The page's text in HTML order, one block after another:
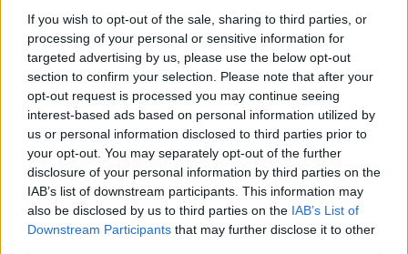
If you wish to opt-out of the sale, sharing to third parties, or
processing of your personal or sensitive information for
targeted advertising by us, please use the below opt-out
section to confirm your selection. Please note that after your
opt-out request is processed you may continue seeing
interest-based ads based on personal information utilized by
us or personal information disclosed to third parties prior to
your opt-out. You may separately opt-out of the further
disclosure of your personal information by third parties on the
IAB’s list of downstream participants. This information may
also be disclosed by us to third parties on the IAB’s List of
Downstream Participants that may further disclose it to other
E qui fischiano le orecchie proprio di Conte.
Ma la parte clou è quando Rousseau ricorda
che ogni votazione, da Statuto, va fatta sulla
propria piattaforma. Ma «a causa della forte
esposizione debitoria maturata» dai
Cinquestelle «il personale è attualmente in
cassa integrazione». Le notizie fanno
velocemente il giro delle chat e dei cellulari
dei parlamentari, che si sentono sempre più
spaesati rispetto a un progetto che già
stentava a decollare, ma che ora rischia di
subire un pesante rallentamento.